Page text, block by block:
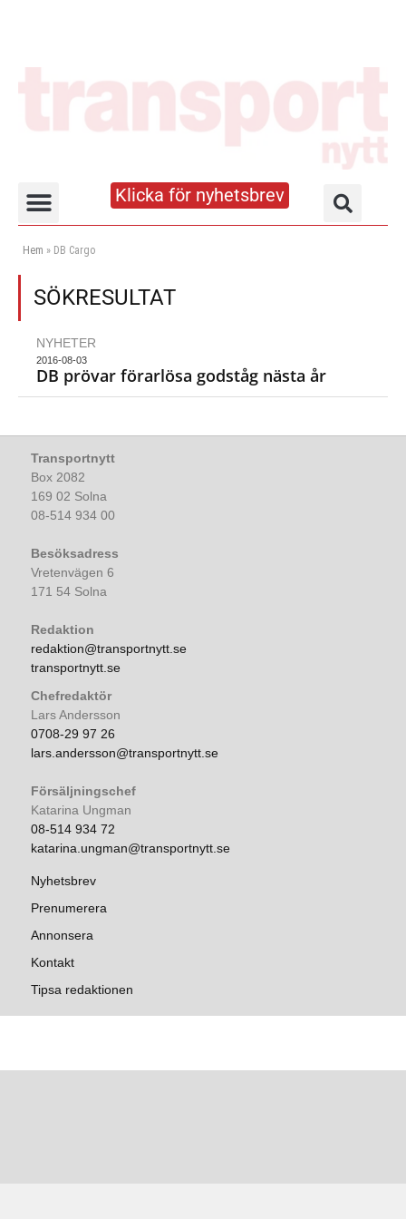
Klicka för nyhetsbrev
Hem » DB Cargo
SÖKRESULTAT
NYHETER
2016-08-03
DB prövar förarlösa godståg nästa år
Transportnytt
Box 2082
169 02 Solna
08-514 934 00
Besöksadress
Vretenvägen 6
171 54 Solna
Redaktion
redaktion@transportnytt.se
transportnytt.se
Chefredaktör
Lars Andersson
0708-29 97 26
lars.andersson@transportnytt.se
Försäljningschef
Katarina Ungman
08-514 934 72
katarina.ungman@transportnytt.se
Nyhetsbrev
Prenumerera
Annonsera
Kontakt
Tipsa redaktionen